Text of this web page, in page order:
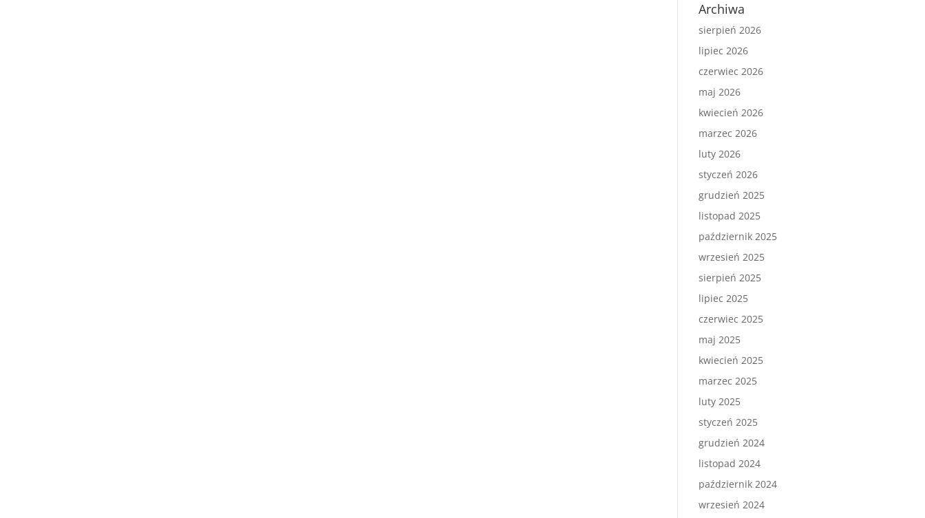
Archiwa
sierpień 2026
lipiec 2026
czerwiec 2026
maj 2026
kwiecień 2026
marzec 2026
luty 2026
styczeń 2026
grudzień 2025
listopad 2025
październik 2025
wrzesień 2025
sierpień 2025
lipiec 2025
czerwiec 2025
maj 2025
kwiecień 2025
marzec 2025
luty 2025
styczeń 2025
grudzień 2024
listopad 2024
październik 2024
wrzesień 2024